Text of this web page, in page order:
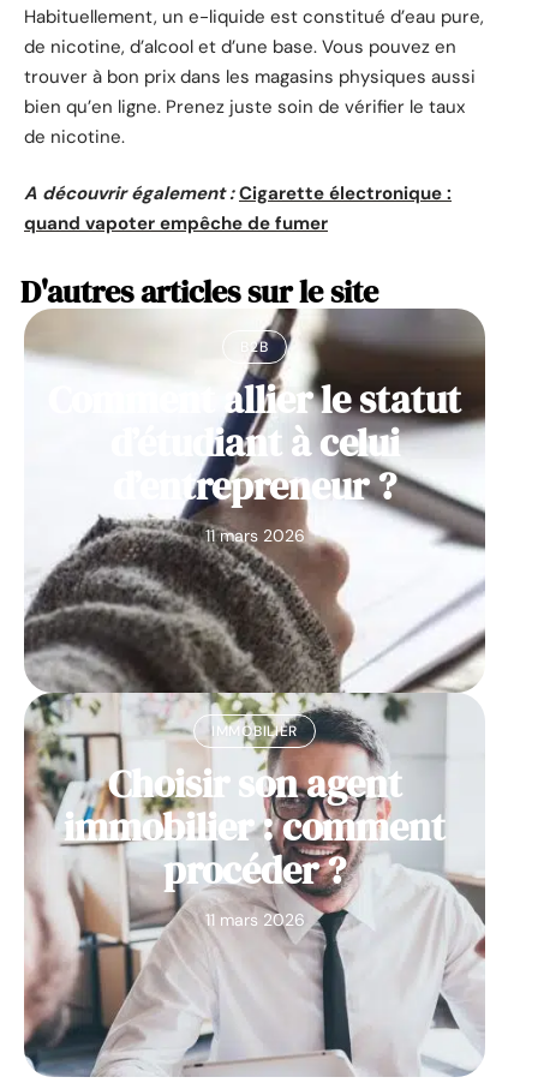
Habituellement, un e-liquide est constitué d’eau pure,
de nicotine, d’alcool et d’une base. Vous pouvez en
trouver à bon prix dans les magasins physiques aussi
bien qu’en ligne. Prenez juste soin de vérifier le taux
de nicotine.
A découvrir également : Cigarette électronique :
quand vapoter empêche de fumer
D'autres articles sur le site
B2B
Comment allier le statut
d’étudiant à celui
d’entrepreneur ?
11 mars 2026
IMMOBILIER
Choisir son agent
immobilier : comment
procéder ?
11 mars 2026